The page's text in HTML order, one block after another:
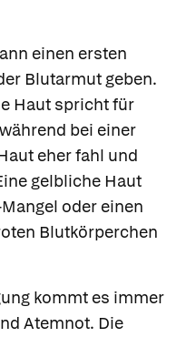
einen ersten
Blutarmut geben.
Haut spricht für
bei einer
eher fahl und
gelbliche Haut
oder einen
Blutkörperchen
kommt es immer
Atemnot. Die